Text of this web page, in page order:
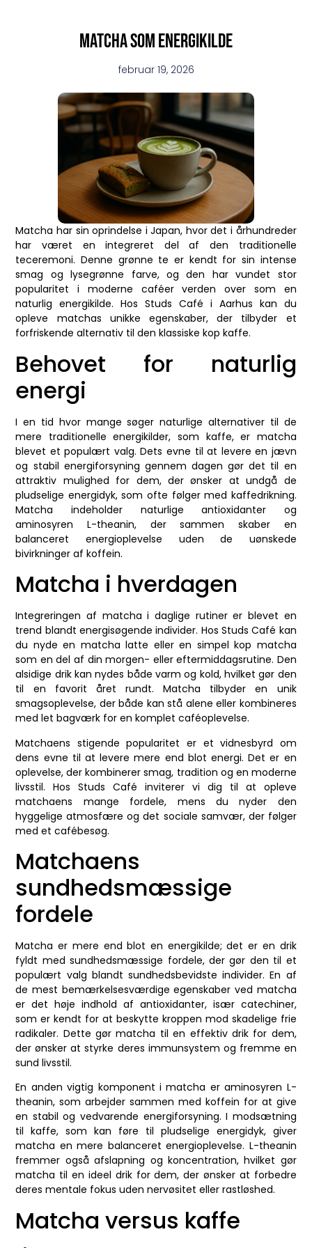
Matcha som energikilde
februar 19, 2026
Matcha har sin oprindelse i Japan, hvor det i århundreder
har været en integreret del af den traditionelle
teceremoni. Denne grønne te er kendt for sin intense
smag og lysegrønne farve, og den har vundet stor
popularitet i moderne caféer verden over som en
naturlig energikilde. Hos Studs Café i Aarhus kan du
opleve matchas unikke egenskaber, der tilbyder et
forfriskende alternativ til den klassiske kop kaffe.
Behovet for naturlig
energi
I en tid hvor mange søger naturlige alternativer til de
mere traditionelle energikilder, som kaffe, er matcha
blevet et populært valg. Dets evne til at levere en jævn
og stabil energiforsyning gennem dagen gør det til en
attraktiv mulighed for dem, der ønsker at undgå de
pludselige energidyk, som ofte følger med kaffedrikning.
Matcha indeholder naturlige antioxidanter og
aminosyren L-theanin, der sammen skaber en
balanceret energioplevelse uden de uønskede
bivirkninger af koffein.
Matcha i hverdagen
Integreringen af matcha i daglige rutiner er blevet en
trend blandt energisøgende individer. Hos Studs Café kan
du nyde en matcha latte eller en simpel kop matcha
som en del af din morgen- eller eftermiddagsrutine. Den
alsidige drik kan nydes både varm og kold, hvilket gør den
til en favorit året rundt. Matcha tilbyder en unik
smagsoplevelse, der både kan stå alene eller kombineres
med let bagværk for en komplet caféoplevelse.
Matchaens stigende popularitet er et vidnesbyrd om
dens evne til at levere mere end blot energi. Det er en
oplevelse, der kombinerer smag, tradition og en moderne
livsstil. Hos Studs Café inviterer vi dig til at opleve
matchaens mange fordele, mens du nyder den
hyggelige atmosfære og det sociale samvær, der følger
med et cafébesøg.
Matchaens
sundhedsmæssige
fordele
Matcha er mere end blot en energikilde; det er en drik
fyldt med sundhedsmæssige fordele, der gør den til et
populært valg blandt sundhedsbevidste individer. En af
de mest bemærkelsesværdige egenskaber ved matcha
er det høje indhold af antioxidanter, især catechiner,
som er kendt for at beskytte kroppen mod skadelige frie
radikaler. Dette gør matcha til en effektiv drik for dem,
der ønsker at styrke deres immunsystem og fremme en
sund livsstil.
En anden vigtig komponent i matcha er aminosyren L-
theanin, som arbejder sammen med koffein for at give
en stabil og vedvarende energiforsyning. I modsætning
til kaffe, som kan føre til pludselige energidyk, giver
matcha en mere balanceret energioplevelse. L-theanin
fremmer også afslapning og koncentration, hvilket gør
matcha til en ideel drik for dem, der ønsker at forbedre
deres mentale fokus uden nervøsitet eller rastløshed.
Matcha versus kaffe